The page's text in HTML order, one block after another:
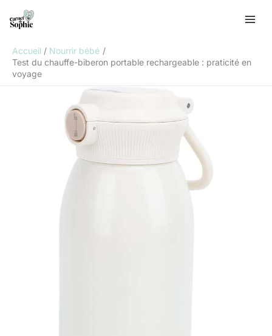
Accueil
Nourrir bébé
Test du chauffe-biberon portable rechargeable : praticité en
voyage
e
h
e